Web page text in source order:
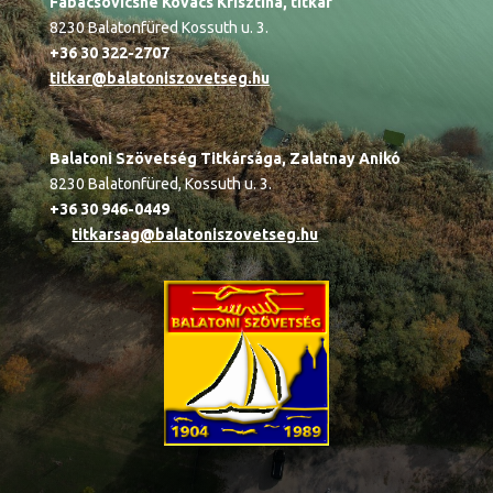
8230 Balatonfüred Kossuth u. 3.
+36 30 322-2707
titkar@balatoniszovetseg.hu
Balatoni Szövetség Titkársága,Zalatnay Anikó
8230 Balatonfüred, Kossuth u. 3.
+36 30 946-0449
titkarsag@balatoniszovetseg.hu